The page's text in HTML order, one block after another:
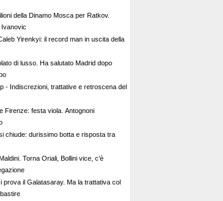
della Dinamo Mosca per Ratkov.
Ivanovic
Yirenkyi: il record man in uscita della
di lusso. Ha salutato Madrid dopo
- Indiscrezioni, trattative e retroscena del
Firenze: festa viola. Antognoni
chiude: durissimo botta e risposta tra
Torna Oriali, Bollini vice, c’è
prova il Galatasaray. Ma la trattativa col